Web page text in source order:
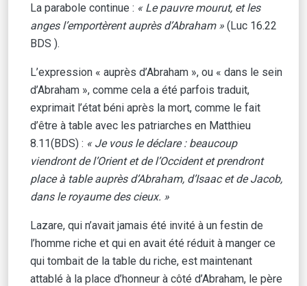
La parabole continue : « Le pauvre mourut, et les
anges l’emportèrent auprès d’Abraham » (Luc 16.22
BDS ).
L’expression « auprès d’Abraham », ou « dans le sein
d’Abraham », comme cela a été parfois traduit,
exprimait l’état béni après la mort, comme le fait
d’être à table avec les patriarches en Matthieu
8.11(BDS) : « Je vous le déclare : beaucoup
viendront de l’Orient et de l’Occident et prendront
place à table auprès d’Abraham, d’Isaac et de Jacob,
dans le royaume des cieux. »
Lazare, qui n’avait jamais été invité à un festin de
l’homme riche et qui en avait été réduit à manger ce
qui tombait de la table du riche, est maintenant
attablé à la place d’honneur à côté d’Abraham, le père